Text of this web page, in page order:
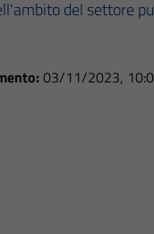
del settore
03/11/2023,